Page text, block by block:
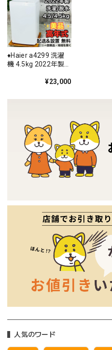
人気のワード
♦️Haier a4299 洗濯
機 4.5kg 2022年製
¥23,000